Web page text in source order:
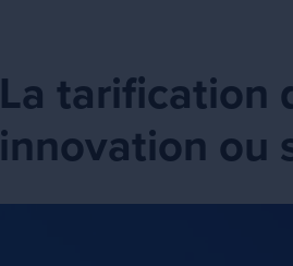
La tarification
innovation ou